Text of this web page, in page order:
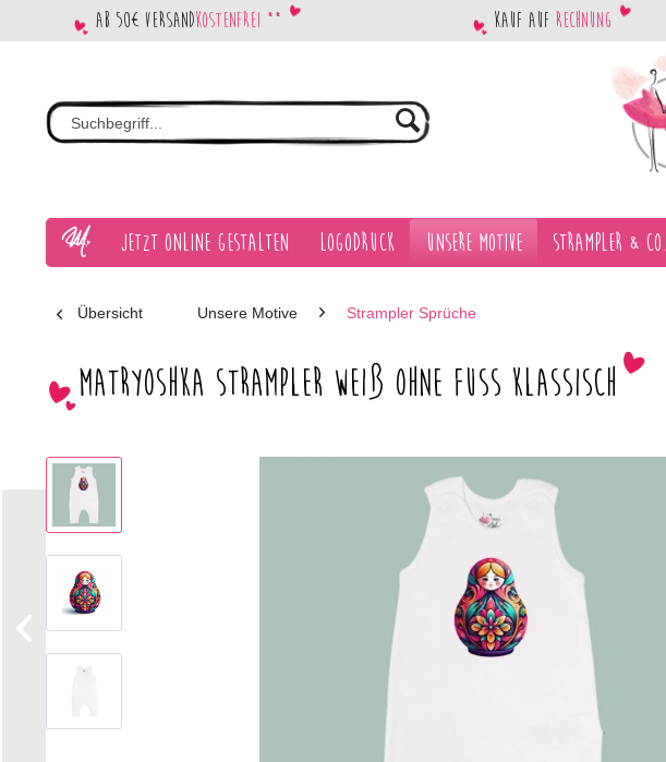
Ab 50€ Versandkostenfrei ** Kauf auf Rechnung
Jetzt Online gestalten Logodruck Unsere Motive Strampler & Co.
Übersicht Unsere Motive Strampler Sprüche
Matryoshka Strampler weiß ohne Fuss klassisch